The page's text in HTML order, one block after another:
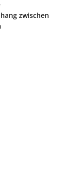
zwischen